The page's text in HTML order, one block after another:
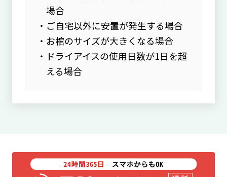
場合
ご自宅以外に安置が発生する場合
お棺のサイズが大きくなる場合
ドライアイスの使用日数が1日を超
える場合